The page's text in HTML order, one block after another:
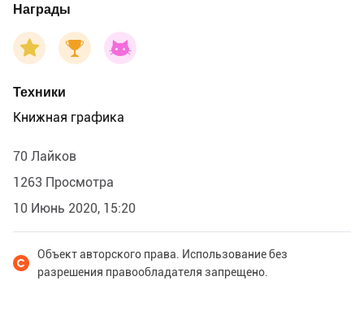
Награды
Техники
Книжная графика
70 Лайков
1263 Просмотра
10 Июнь 2020, 15:20
Объект авторского права. Использование без
разрешения правообладателя запрещено.